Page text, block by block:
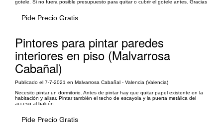
gotele. Si no fuera posible presupuesto para quitar o cubrir el gotele antes. Gracias
Pide Precio Gratis
Pintores para pintar paredes
interiores en piso (Malvarrosa
Cabañal)
Publicado el 7-7-2021 en Malvarrosa Cabañal - Valencia (Valencia)
Necesito pintar un dormitorio. Antes de pintar hay que quitar papel existente en la
habitación y alisar. Pintar también el techo de escayola y la puerta metálica del
acceso al balcón
Pide Precio Gratis